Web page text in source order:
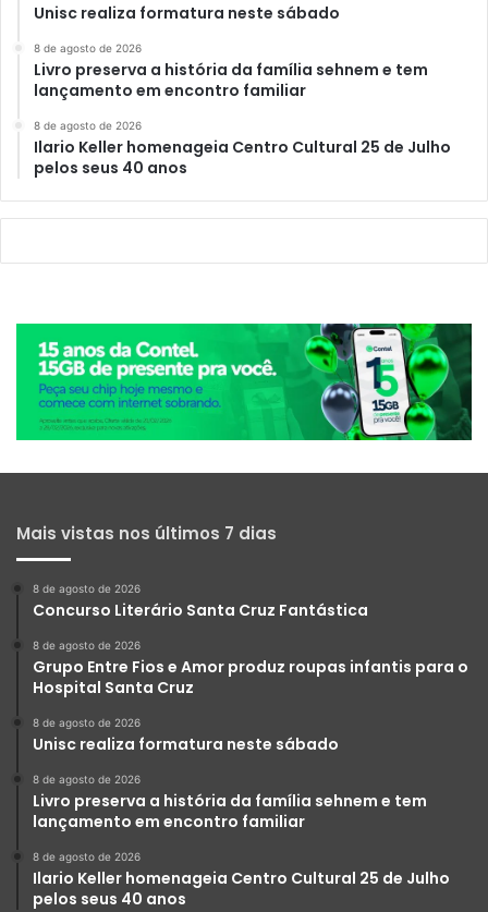
Unisc realiza formatura neste sábado
8 de agosto de 2026
Livro preserva a história da família sehnem e tem
lançamento em encontro familiar
8 de agosto de 2026
Ilario Keller homenageia Centro Cultural 25 de Julho
pelos seus 40 anos
Mais vistas nos últimos 7 dias
8 de agosto de 2026
Concurso Literário Santa Cruz Fantástica
8 de agosto de 2026
Grupo Entre Fios e Amor produz roupas infantis para o
Hospital Santa Cruz
8 de agosto de 2026
Unisc realiza formatura neste sábado
8 de agosto de 2026
Livro preserva a história da família sehnem e tem
lançamento em encontro familiar
8 de agosto de 2026
Ilario Keller homenageia Centro Cultural 25 de Julho
pelos seus 40 anos